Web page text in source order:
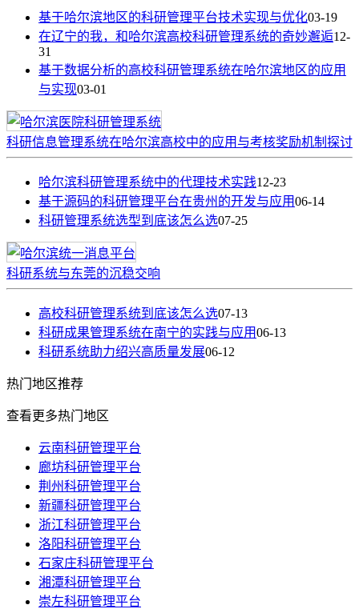
基于哈尔滨地区的科研管理平台技术实现与优化03-19
在辽宁的我，和哈尔滨高校科研管理系统的奇妙邂逅12-
31
基于数据分析的高校科研管理系统在哈尔滨地区的应用
与实现03-01
科研信息管理系统在哈尔滨高校中的应用与考核奖励机制探讨
哈尔滨科研管理系统中的代理技术实践12-23
基于源码的科研管理平台在贵州的开发与应用06-14
科研管理系统选型到底该怎么选07-25
科研系统与东莞的沉稳交响
高校科研管理系统到底该怎么选07-13
科研成果管理系统在南宁的实践与应用06-13
科研系统助力绍兴高质量发展06-12
热门 地区推荐
查看更多热门地区
云南科研管理平台
廊坊科研管理平台
荆州科研管理平台
新疆科研管理平台
浙江科研管理平台
洛阳科研管理平台
石家庄科研管理平台
湘潭科研管理平台
崇左科研管理平台